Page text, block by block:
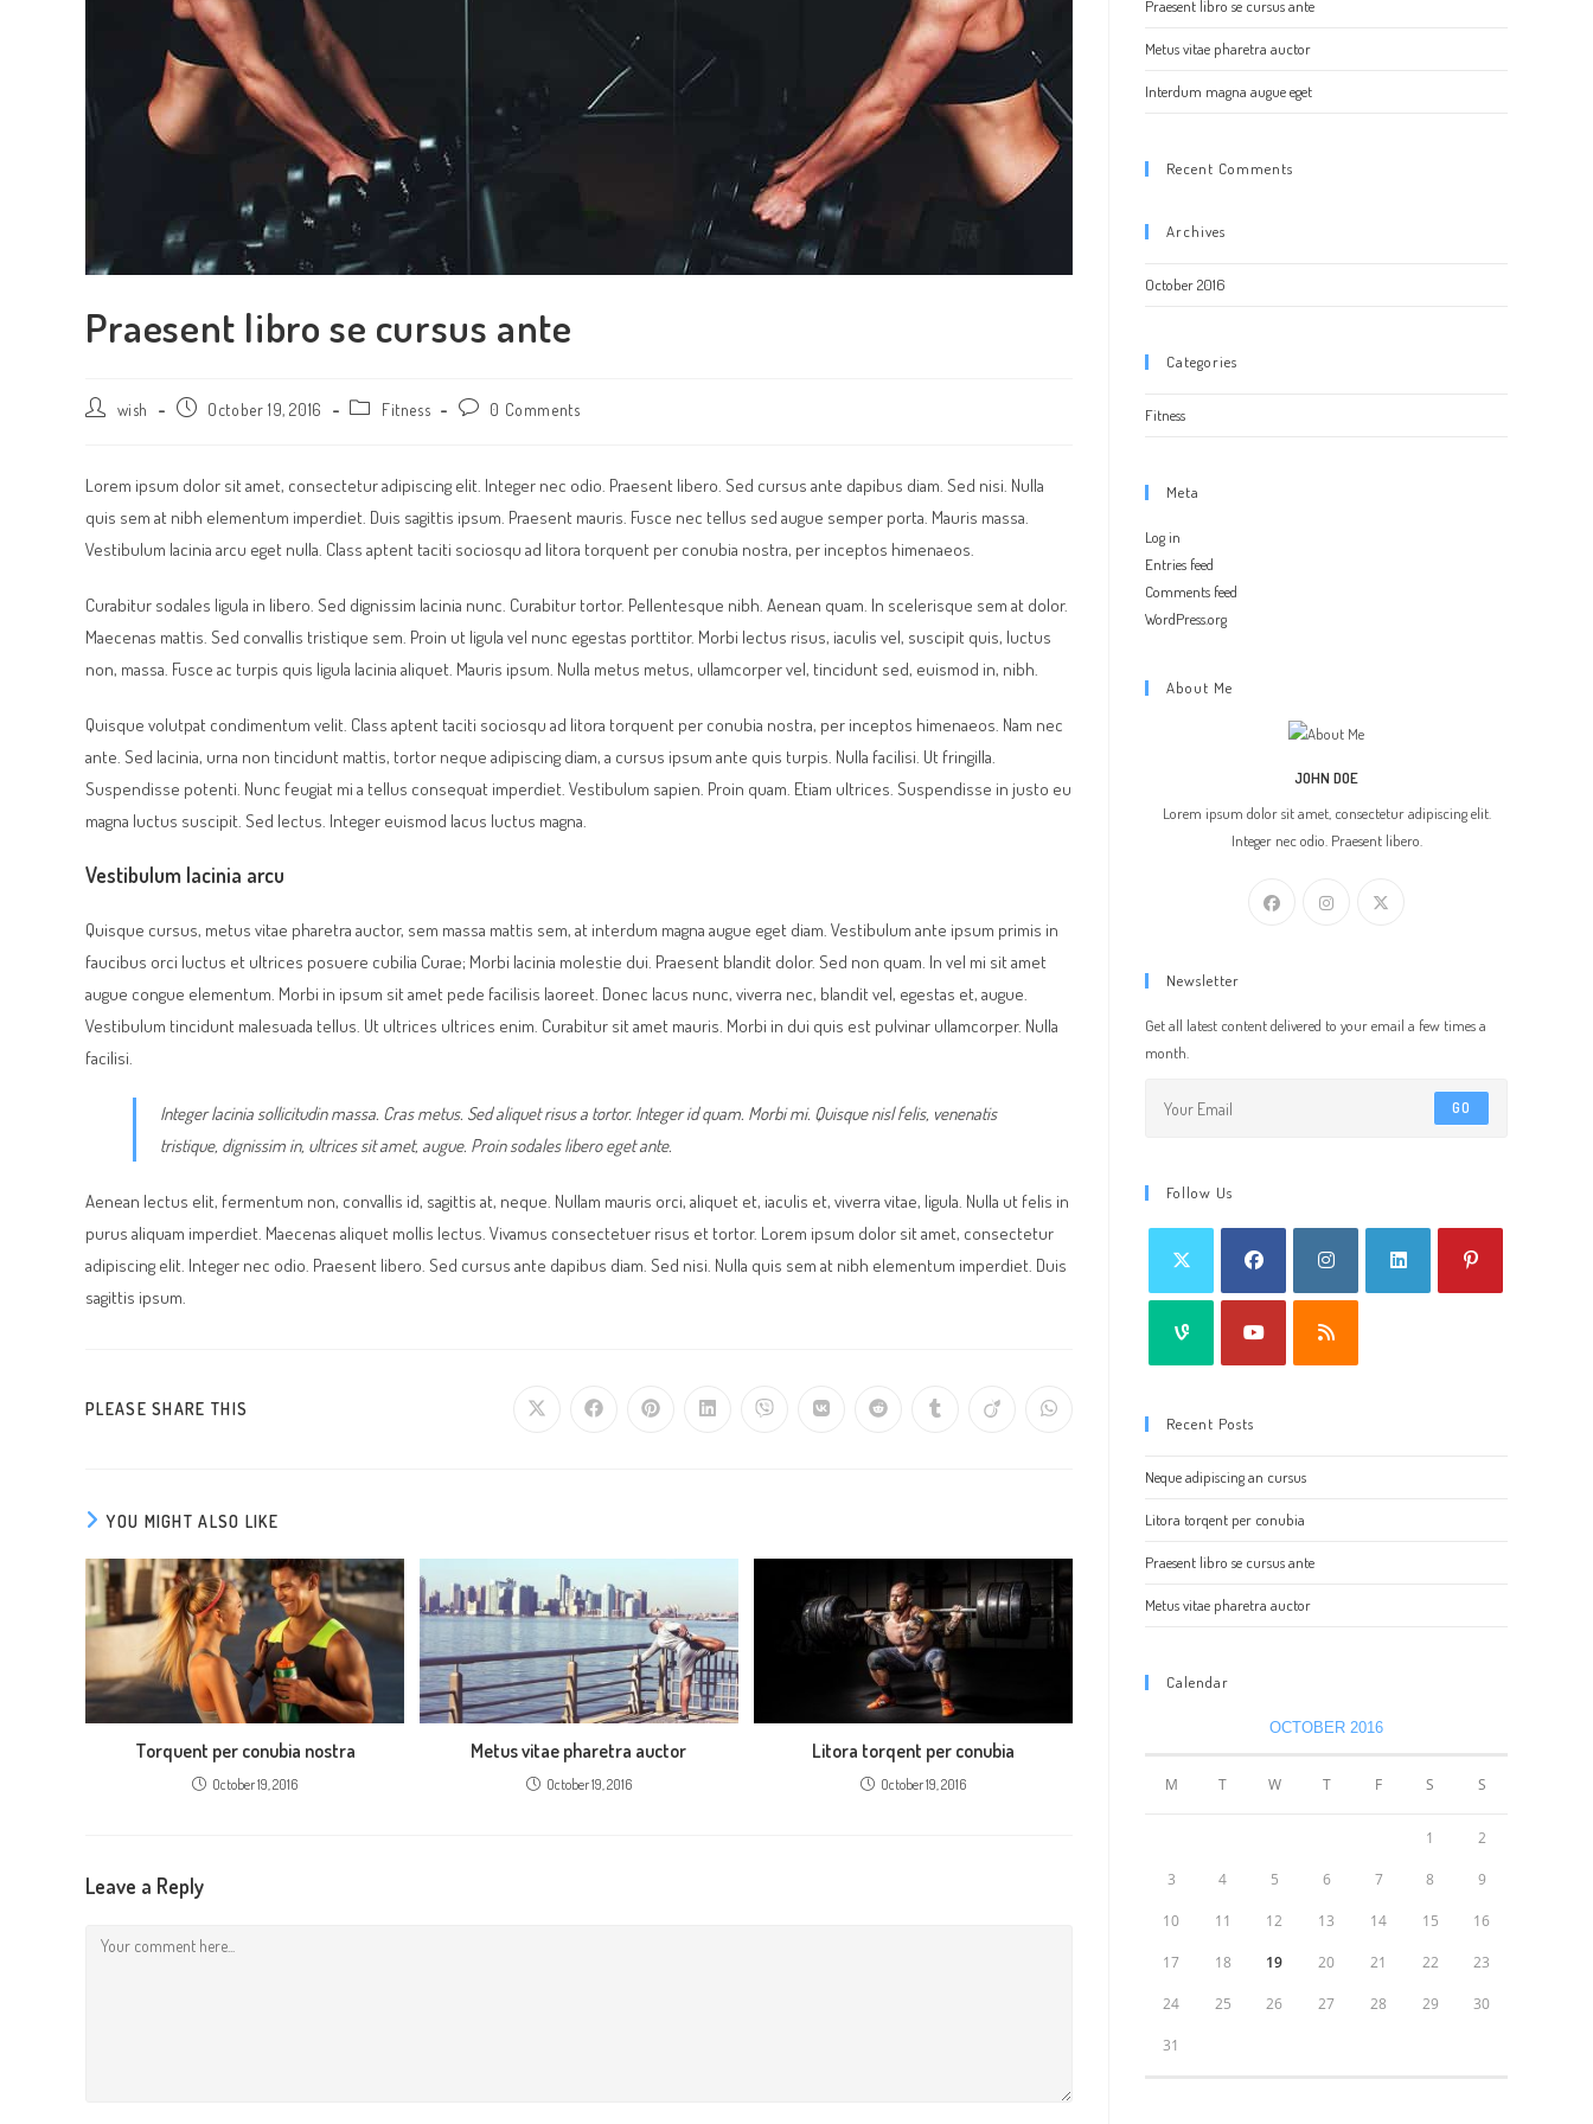
Praesent libro se cursus ante
Post
wish
Post October 19, 2016
Post
Fitness
Post 0 Comments
Lorem ipsum dolor sit amet, consectetur adipiscing elit. Integer nec odio. Praesent libero. Sed cursus ante dapibus diam. Sed nisi. Nulla
quis sem at nibh elementum imperdiet. Duis sagittis ipsum. Praesent mauris. Fusce nec tellus sed augue semper porta. Mauris massa.
Vestibulum lacinia arcu eget nulla. Class aptent taciti sociosqu ad litora torquent per conubia nostra, per inceptos himenaeos.
Curabitur sodales ligula in libero. Sed dignissim lacinia nunc. Curabitur tortor. Pellentesque nibh. Aenean quam. In scelerisque sem at dolor.
Maecenas mattis. Sed convallis tristique sem. Proin ut ligula vel nunc egestas porttitor. Morbi lectus risus, iaculis vel, suscipit quis, luctus
non, massa. Fusce ac turpis quis ligula lacinia aliquet. Mauris ipsum. Nulla metus metus, ullamcorper vel, tincidunt sed, euismod in, nibh.
Quisque volutpat condimentum velit. Class aptent taciti sociosqu ad litora torquent per conubia nostra, per inceptos himenaeos. Nam nec
ante. Sed lacinia, urna non tincidunt mattis, tortor neque adipiscing diam, a cursus ipsum ante quis turpis. Nulla facilisi. Ut fringilla.
Suspendisse potenti. Nunc feugiat mi a tellus consequat imperdiet. Vestibulum sapien. Proin quam. Etiam ultrices. Suspendisse in justo eu
magna luctus suscipit. Sed lectus. Integer euismod lacus luctus magna.
Vestibulum lacinia arcu
Quisque cursus, metus vitae pharetra auctor, sem massa mattis sem, at interdum magna augue eget diam. Vestibulum ante ipsum primis in
faucibus orci luctus et ultrices posuere cubilia Curae; Morbi lacinia molestie dui. Praesent blandit dolor. Sed non quam. In vel mi sit amet
augue congue elementum. Morbi in ipsum sit amet pede facilisis laoreet. Donec lacus nunc, viverra nec, blandit vel, egestas et, augue.
Vestibulum tincidunt malesuada tellus. Ut ultrices ultrices enim. Curabitur sit amet mauris. Morbi in dui quis est pulvinar ullamcorper. Nulla
facilisi.
Integer lacinia sollicitudin massa. Cras metus. Sed aliquet risus a tortor. Integer id quam. Morbi mi. Quisque nisl felis, venenatis
tristique, dignissim in, ultrices sit amet, augue. Proin sodales libero eget ante.
Aenean lectus elit, fermentum non, convallis id, sagittis at, neque. Nullam mauris orci, aliquet et, iaculis et, viverra vitae, ligula. Nulla ut felis in
purus aliquam imperdiet. Maecenas aliquet mollis lectus. Vivamus consectetuer risus et tortor. Lorem ipsum dolor sit amet, consectetur
adipiscing elit. Integer nec odio. Praesent libero. Sed cursus ante dapibus diam. Sed nisi. Nulla quis sem at nibh elementum imperdiet. Duis
sagittis ipsum.
PLEASE SHARE THIS
Opens
Opens
Opens
Opens
Opens
Opens
Opens
Opens
Opens
Opens
YOU MIGHT ALSO LIKE
Torquent per conubia nostra
October 19, 2016
Metus vitae pharetra auctor
October 19, 2016
Litora torqent per conubia
October 19, 2016
Leave a Reply
Comment
Praesent libro se cursus ante
Metus vitae pharetra auctor
Interdum magna augue eget
Recent Comments
Archives
October 2016
Categories
Fitness
Meta
Log in
Entries feed
Comments feed
WordPress.org
About Me
JOHN DOE
Lorem ipsum dolor sit amet, consectetur adipiscing elit.
Integer nec odio. Praesent libero.
Newsletter
Get all latest content delivered to your email a few times a
month.
GO
Follow Us
Recent Posts
Neque adipiscing an cursus
Litora torqent per conubia
Praesent libro se cursus ante
Metus vitae pharetra auctor
Calendar
OCTOBER 2016
M T W T F S S
1 2
3 4 5 6 7 8 9
10 11 12 13 14 15 16
17 18 19 20 21 22 23
24 25 26 27 28 29 30
31